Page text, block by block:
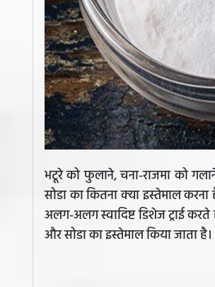
भटूरे को फुलाने, चना-राजमा को
सोडा का कितना क्या इस्तेमाल
अलग-अलग स्वादिष्ट डिशेज ट्राई
और सोडा का इस्तेमाल किया जाता है।